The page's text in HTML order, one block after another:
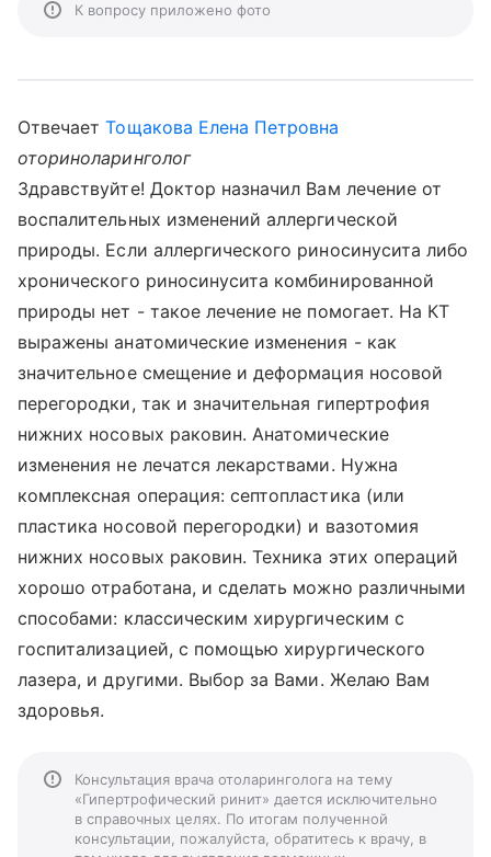
К вопросу приложено фото
ОтвечаетТощакова Елена Петровна
оториноларинголог
Здравствуйте! Доктор назначил Вам лечение от
воспалительных изменений аллергической
природы. Если аллергического риносинусита либо
хронического риносинусита комбинированной
природы нет - такое лечение не помогает. На КТ
выражены анатомические изменения - как
значительное смещение и деформация носовой
перегородки, так и значительная гипертрофия
нижних носовых раковин. Анатомические
изменения не лечатся лекарствами. Нужна
комплексная операция: септопластика (или
пластика носовой перегородки) и вазотомия
нижних носовых раковин. Техника этих операций
хорошо отработана, и сделать можно различными
способами: классическим хирургическим с
госпитализацией, с помощью хирургического
лазера, и другими. Выбор за Вами. Желаю Вам
здоровья.
Консультация врача отоларинголога на тему
«Гипертрофический ринит» дается исключительно
в справочных целях. По итогам полученной
консультации, пожалуйста, обратитесь к врачу, в